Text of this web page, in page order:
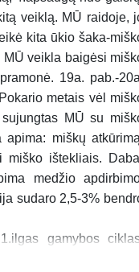
veiklą. MŪ raidoje,
kita ūkio šaka-
veikla baigėsi
19a. pab.-
metais vėl
MŪ su
miškų
miško ištekliais.
medžio
sudaro 2,5-3%
gamybos